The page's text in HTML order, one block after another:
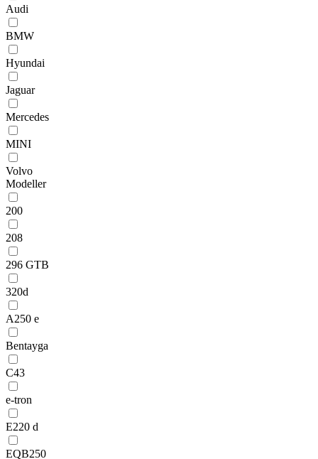
Audi
BMW
Hyundai
Jaguar
Mercedes
MINI
Volvo
Modeller
200
208
296 GTB
320d
A250 e
Bentayga
C43
e-tron
E220 d
EQB250